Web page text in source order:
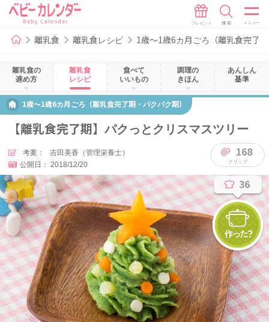
離乳食 離乳食レシピ 1歳～1歳6カ月ごろ（離乳食完了
離乳食の
進め方
離乳食
レシピ
食べて
いいもの
調理の
きほん
あんしん
基準
1歳～1歳6カ月ごろ（離乳食完了期・パクパク期）
【離乳食完了期】パクっとクリスマスツリー
考案：
吉田美香（管理栄養士）
公開日：
2018/12/20
168
36